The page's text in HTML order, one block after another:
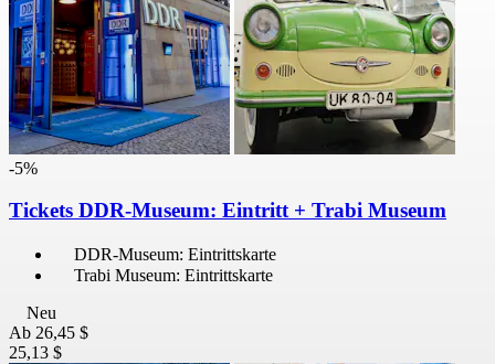
-5%
Tickets DDR-Museum: Eintritt + Trabi Museum
DDR-Museum: Eintrittskarte
Trabi Museum: Eintrittskarte
Neu
Ab 26,45 $
25,13 $